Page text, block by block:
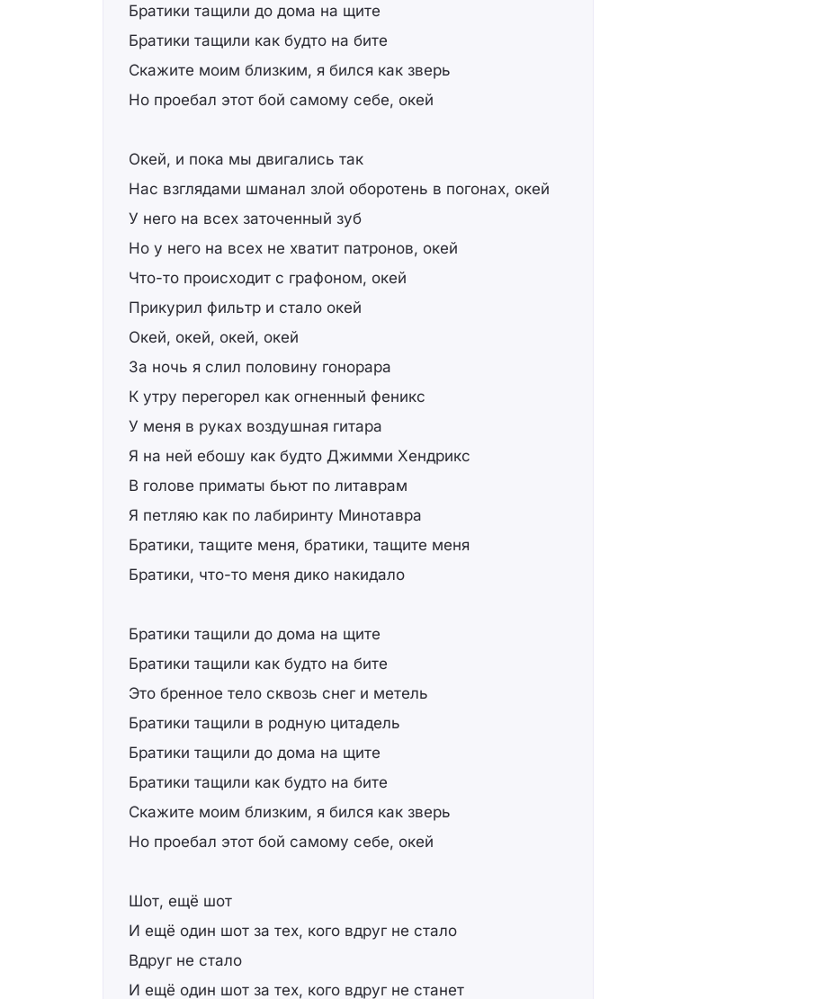
Братики тащили до дома на щите
Братики тащили как будто на бите
Скажите моим близким, я бился как зверь
Но проебал этот бой самому себе, окей
Окей, и пока мы двигались так
Нас взглядами шманал злой оборотень в погонах, окей
У него на всех заточенный зуб
Но у него на всех не хватит патронов, окей
Что-то происходит с графоном, окей
Прикурил фильтр и стало окей
Окей, окей, окей, окей
За ночь я слил половину гонорара
К утру перегорел как огненный феникс
У меня в руках воздушная гитара
Я на ней ебошу как будто Джимми Хендрикс
В голове приматы бьют по литаврам
Я петляю как по лабиринту Минотавра
Братики, тащите меня, братики, тащите меня
Братики, что-то меня дико накидало
Братики тащили до дома на щите
Братики тащили как будто на бите
Это бренное тело сквозь снег и метель
Братики тащили в родную цитадель
Братики тащили до дома на щите
Братики тащили как будто на бите
Скажите моим близким, я бился как зверь
Но проебал этот бой самому себе, окей
Шот, ещё шот
И ещё один шот за тех, кого вдруг не стало
Вдруг не стало
И ещё один шот за тех, кого вдруг не станет